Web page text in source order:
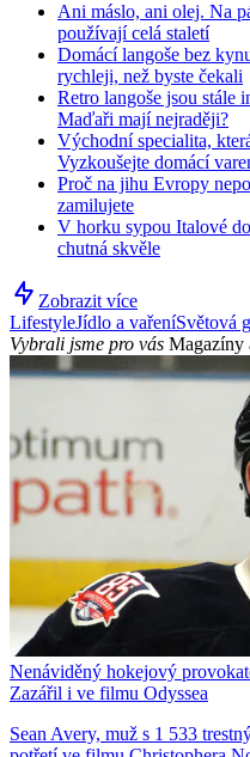
Ani máslo, ani olej. Na
používají celá staletí
Domácí langoše bez
rychleji, než byste čekali
Retro langoše jsou stále
Maďaři mají nejraději?
Východní specialita,
Vyzkoušejte domácí
Proč na jihu Evropy
zamilujete
V horku sypou Italové
chutná skvěle
Zobrazit více
LifestyleJídlo a vařeníSvětová
Vybrali jsme pro vás Magazíny
Nenáviděný hokejový
Zazářil i ve filmu Odyssea
Sean Avery, muž s 1 533